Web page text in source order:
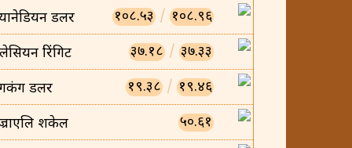
डलर १०८.५३ / १०८.९६
रिंगिट ३७.१८ / ३७.३३
डलर १९.३८ / १९.४६
शकेल ५०.६१